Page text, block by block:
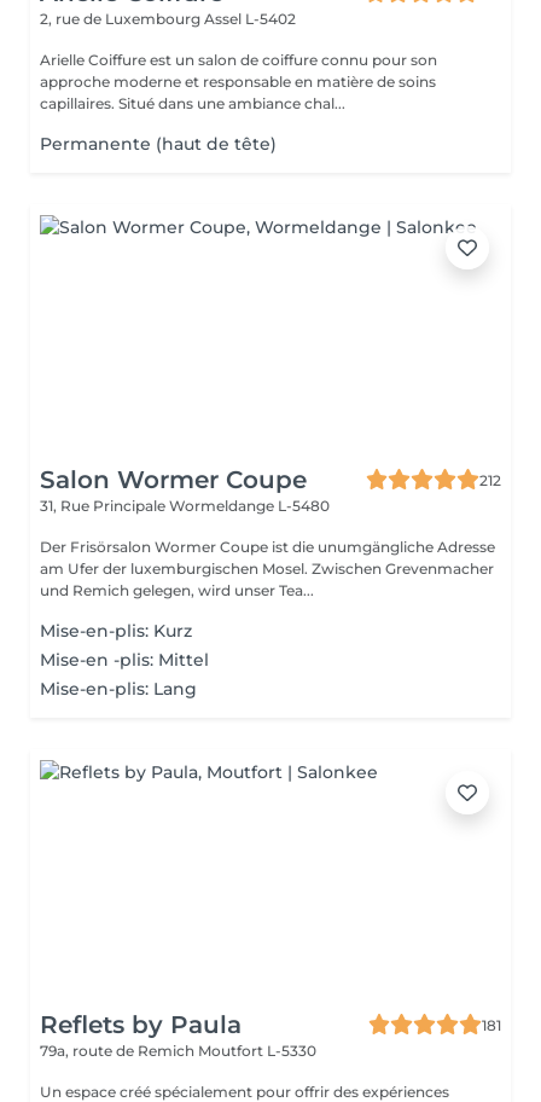
2, rue de Luxembourg Assel L-5402
Arielle Coiffure est un salon de coiffure connu pour son
approche moderne et responsable en matière de soins
capillaires. Situé dans une ambiance chal...
Permanente (haut de tête)
Salon Wormer Coupe
212
31, Rue Principale Wormeldange L-5480
Der Frisörsalon Wormer Coupe ist die unumgängliche Adresse
am Ufer der luxemburgischen Mosel. Zwischen Grevenmacher
und Remich gelegen, wird unser Tea...
Mise-en-plis: Kurz
Mise-en -plis: Mittel
Mise-en-plis: Lang
Reflets by Paula
181
79a, route de Remich Moutfort L-5330
Un espace créé spécialement pour offrir des expériences